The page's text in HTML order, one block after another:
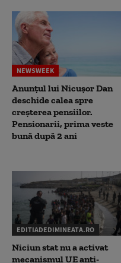
NEWSWEEK
Anunțul lui Nicușor Dan
deschide calea spre
creșterea pensiilor.
Pensionarii, prima veste
bună după 2 ani
EDITIADEDIMINEATA.RO
Niciun stat nu a activat
mecanismul UE anti-